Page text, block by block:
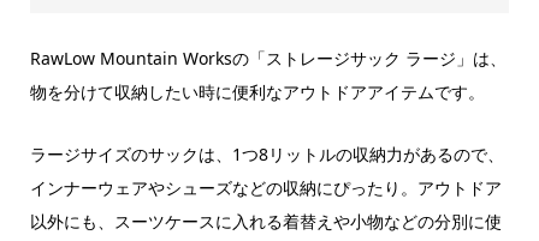
RawLow Mountain Worksの「ストレージサック ラージ」は、
物を分けて収納したい時に便利なアウトドアアイテムです。
ラージサイズのサックは、1つ8リットルの収納力があるので、
インナーウェアやシューズなどの収納にぴったり。アウトドア
以外にも、スーツケースに入れる着替えや小物などの分別に使